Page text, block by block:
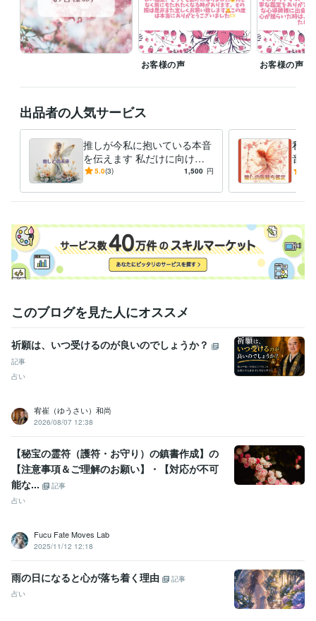
認定心理士 取得年 : 2014年
保育士 取得年 : 1989年
幼稚園教諭免許 取得年 : 1989年
普通自動車第一種運転免許 取得年 : 1989年
Excel:25年Google スプレッドシート:2年Google ドキュメント:2年
PowerPoint:15年
iMovie:3年Canva:0年
得意分野
霊感タロット占い
悩み相談・カウンセリング 霊感タロット×恋愛カウンセリング
お客様の声 お客様の声
出品者の人気サービス
推しが今私に抱いている本音
を伝えます 私だけに向けら
れた本音に、心がほどけてい
5.0(3) 1,500 円
私の
音と
かし
このブログを見た人にオススメ
祈願は、いつ受けるのが良いのでしょうか？
記事
占い
宥崔（ゆうさい）和尚
2026/08/07 12:38
【秘宝の霊符（護符・お守り）の鎮書作成】の
【注意事項＆ご理解のお願い】・【対応が不可
能な...
記事
占い
Fucu Fate Moves Lab
2025/11/12 12:18
雨の日になると心が落ち着く理由
記事
占い